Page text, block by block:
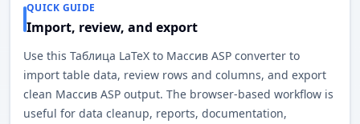
QUICK GUIDE
Import, review, and export
Use this Таблица LaTeX to Массив ASP converter to
import table data, review rows and columns, and export
clean Массив ASP output. The browser-based workflow is
useful for data cleanup, reports, documentation,